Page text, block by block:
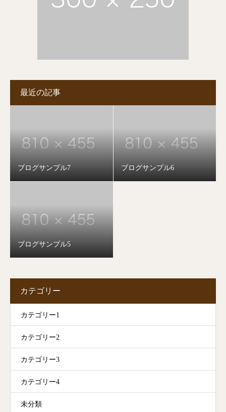
最近の記事
ブログサンプル7 ブログサンプル6
ブログサンプル5
カテゴリー
カテゴリー1
カテゴリー2
カテゴリー3
カテゴリー4
未分類